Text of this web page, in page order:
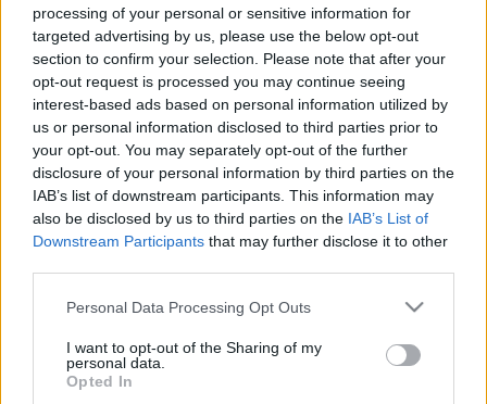
processing of your personal or sensitive information for
targeted advertising by us, please use the below opt-out
section to confirm your selection. Please note that after your
opt-out request is processed you may continue seeing
interest-based ads based on personal information utilized by
us or personal information disclosed to third parties prior to
your opt-out. You may separately opt-out of the further
disclosure of your personal information by third parties on the
IAB’s list of downstream participants. This information may
also be disclosed by us to third parties on the IAB’s List of
Downstream Participants that may further disclose it to other
Please note that this website/app uses one or more Google
not limited to your visit or usage behaviour. You may click to
grant or deny consent to Google and its third-party tags to
use your data for below specified purposes in below Google
Personal Data Processing Opt Outs
I want to opt-out of the Sharing of my
personal data.
Opted In
Rustie, Ty Segall és Basement Jaxx a
házban - őszközeli albumrobbanás
rerecorder•2014. augusztus 22.
Hogyha egymást követő két héten is sok az új
megjelenés az albumhallgatóban, ráadásul
nagynevű előadóktól, akkor nem kiabáltuk el, és -
annak rendje-módja szerint az őszi érkeztével -
valóban újraindult a lemezpiac. Fáradhatatlan
garázsrocker, évtizedek óta megfáradt…